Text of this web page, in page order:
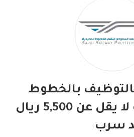
بالخطوط
الحديدية براتب لا يقل عن 5,500 ريال
سرب